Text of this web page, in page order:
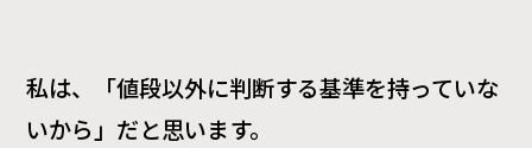
私は、「値段以外に判断する基準を持っていな
いから」だと思います。